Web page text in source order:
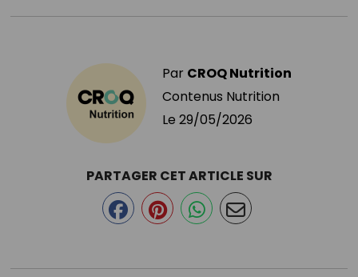
Par CROQ Nutrition
Contenus Nutrition
Le 29/05/2026
PARTAGER CET ARTICLE SUR